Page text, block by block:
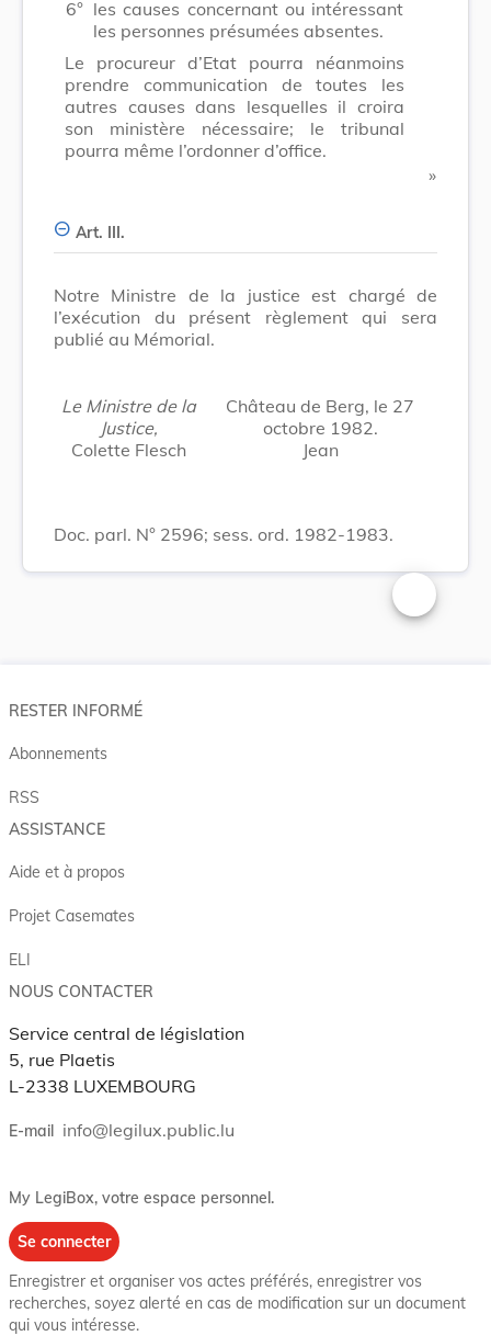
6° les causes concernant ou intéressant
les personnes présumées absentes.
Le procureur d’Etat pourra néanmoins
prendre communication de toutes les
autres causes dans lesquelles il croira
son ministère nécessaire; le tribunal
pourra même l’ordonner d’office.
​ »
Art. III.
Notre Ministre de la justice est chargé de
l’exécution du présent règlement qui sera
publié au Mémorial.
Le Ministre de la
Justice,
Colette Flesch
Château de Berg, le 27
octobre 1982.
Jean
Doc. parl. N° 2596; sess. ord. 1982-1983.
Changer la
RESTER INFORMÉ
Abonnements
RSS
ASSISTANCE
Aide et à propos
Projet Casemates
ELI
NOUS CONTACTER
Service central de législation
5, rue Plaetis
L-2338 LUXEMBOURG
E-mail info@legilux.public.lu
My LegiBox, votre espace personnel.
Se connecter
Enregistrer et organiser vos actes préférés, enregistrer vos
recherches, soyez alerté en cas de modification sur un document
qui vous intéresse.